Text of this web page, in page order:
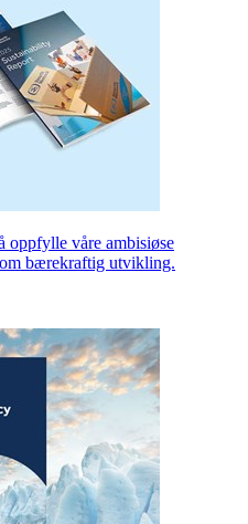
oppfylle våre ambisiøse
bærekraftig utvikling.